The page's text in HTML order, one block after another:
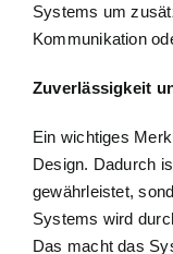
Systems um
Kommunikation
Zuverlässigkeit
Ein wichtiges
Design. Dadurch
gewährleistet,
Systems wird
Das macht das